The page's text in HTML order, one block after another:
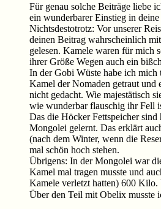
Für genau solche Beiträge liebe
ein wunderbarer Einstieg in deine
Nichtsdestotrotz: Vor unserer
deinen Beitrag wahrscheinlich
gelesen. Kamele waren für mich
ihrer Größe Wegen auch ein
In der Gobi Wüste habe ich mich
Kamel der Nomaden getraut und
nicht gedacht. Wie majestätisch
wie wunderbar flauschig ihr Fell
Das die Höcker Fettspeicher sind
Mongolei gelernt. Das erklärt
(nach dem Winter, wenn die
mal schön hoch stehen.
Übrigens: In der Mongolei war
Kamel mal tragen musste und
Kamele verletzt hatten) 600 Kilo.
Über den Teil mit Obelix musste